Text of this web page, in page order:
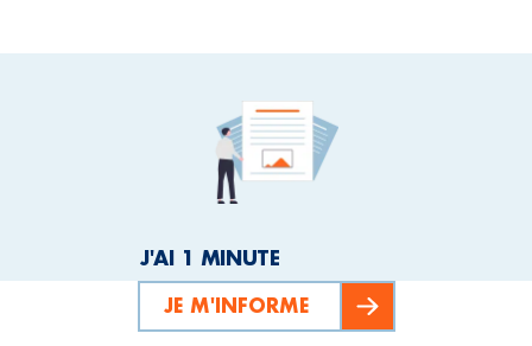
J'AI 1 MINUTE
JE M'INFORME